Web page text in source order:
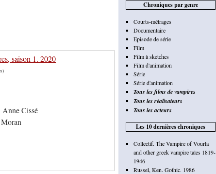
saison 1. 2020
Anne Cissé
Chroniques par genre
Courts-métrages
Documentaire
Episode de série
Film
Film à sketches
Film d'animation
Série
Série d'animation
Tous les films de vampires
Tous les réalisateurs
Tous les acteurs
Les 10 dernières chroniques
Collectif. The Vampire of Vourla
and other greek vampire tales 1819-
1946
Russel, Ken. Gothic. 1986